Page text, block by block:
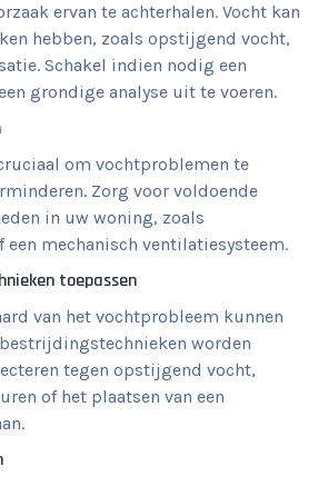
ervan te achterhalen. Vocht kan
hebben, zoals opstijgend vocht,
Schakel indien nodig een
grondige analyse uit te voeren.
om vochtproblemen te
Zorg voor voldoende
in uw woning, zoals
mechanisch ventilatiesysteem.
toepassen
van het vochtprobleem kunnen
worden
tegen opstijgend vocht,
of het plaatsen van een